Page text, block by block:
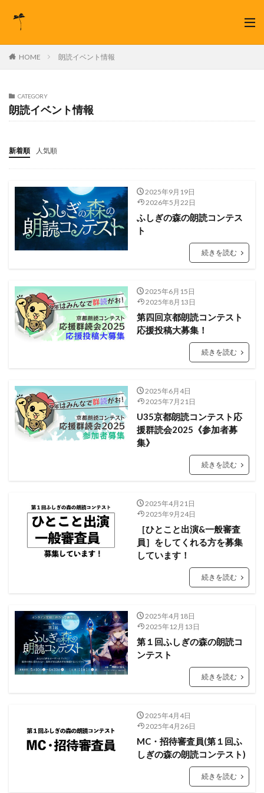
HOME 朗読イベント情報
CATEGORY
朗読イベント情報
新着順 人気順
2025年9月19日
2026年5月22日
ふしぎの森の朗読コンテス
ト
続きを読む
2025年6月15日
2025年8月13日
第四回京都朗読コンテスト
応援投稿大募集！
続きを読む
2025年6月4日
2025年7月21日
U35京都朗読コンテスト応
援群読会2025《参加者募
集》
続きを読む
2025年4月21日
2025年9月24日
［ひとこと出演&一般審査
員］をしてくれる方を募集
しています！
続きを読む
2025年4月18日
2025年12月13日
第１回ふしぎの森の朗読コ
ンテスト
続きを読む
2025年4月4日
2025年4月26日
MC・招待審査員(第１回ふ
しぎの森の朗読コンテスト)
続きを読む